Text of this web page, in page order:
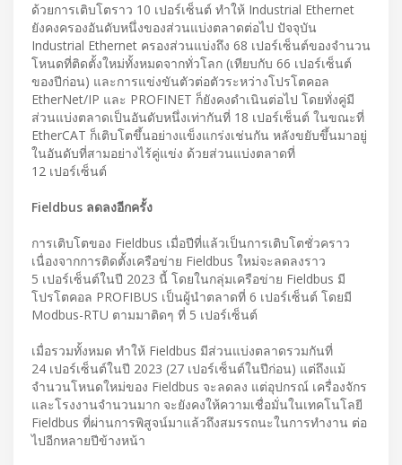
ด้วยการเติบโตราว 10 เปอร์เซ็นต์ ทำให้ Industrial Ethernet
ยังคงครองอันดับหนึ่งของส่วนแบ่งตลาดต่อไป ปัจจุบัน
Industrial Ethernet ครองส่วนแบ่งถึง 68 เปอร์เซ็นต์ของจำนวน
โหนดที่ติดตั้งใหม่ทั้งหมดจากทั่วโลก (เทียบกับ 66 เปอร์เซ็นต์
ของปีก่อน) และการแข่งขันตัวต่อตัวระหว่างโปรโตคอล
EtherNet/IP และ PROFINET ก็ยังคงดำเนินต่อไป โดยทั่งคู่มี
ส่วนแบ่งตลาดเป็นอันดับหนึ่งเท่ากันที่ 18 เปอร์เซ็นต์ ในขณะที่
EtherCAT ก็เติบโตขึ้นอย่างแข็งแกร่งเช่นกัน หลังขยับขึ้นมาอยู่
ในอันดับที่สามอย่างไร้คู่แข่ง ด้วยส่วนแบ่งตลาดที่
12 เปอร์เซ็นต์
Fieldbus ลดลงอีกครั้ง
การเติบโตของ Fieldbus เมื่อปีที่แล้วเป็นการเติบโตชั่วคราว
เนื่องจากการติดตั้งเครือข่าย Fieldbus ใหม่จะลดลงราว
5 เปอร์เซ็นต์ในปี 2023 นี้ โดยในกลุ่มเครือข่าย Fieldbus มี
โปรโตคอล PROFIBUS เป็นผู้นำตลาดที่ 6 เปอร์เซ็นต์ โดยมี
Modbus-RTU ตามมาติดๆ ที่ 5 เปอร์เซ็นต์
เมื่อรวมทั้งหมด ทำให้ Fieldbus มีส่วนแบ่งตลาดรวมกันที่
24 เปอร์เซ็นต์ในปี 2023 (27 เปอร์เซ็นต์ในปีก่อน) แต่ถึงแม้
จำนวนโหนดใหม่ของ Fieldbus จะลดลง แต่อุปกรณ์ เครื่องจักร
และโรงงานจำนวนมาก จะยังคงให้ความเชื่อมั่นในเทคโนโลยี
Fieldbus ที่ผ่านการพิสูจน์มาแล้วถึงสมรรถนะในการทำงาน ต่อ
ไปอีกหลายปีข้างหน้า